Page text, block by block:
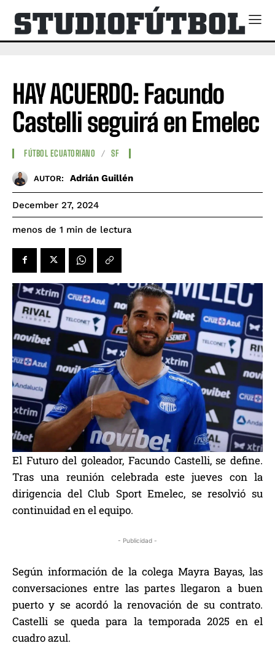
HAY ACUERDO: Facundo
Castelli seguirá en Emelec
FÚTBOL ECUATORIANO SF
AUTOR: Adrián Guillén
December 27, 2024
menos de 1 min de lectura
El Futuro del goleador, Facundo Castelli, se define.
Tras una reunión celebrada este jueves con la
dirigencia del Club Sport Emelec, se resolvió su
continuidad en el equipo.
- Publicidad -
Según información de la colega Mayra Bayas, las
conversaciones entre las partes llegaron a buen
puerto y se acordó la renovación de su contrato.
Castelli se queda para la temporada 2025 en el
cuadro azul.